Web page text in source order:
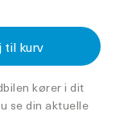
til kurv
kører i dit
se din aktuelle